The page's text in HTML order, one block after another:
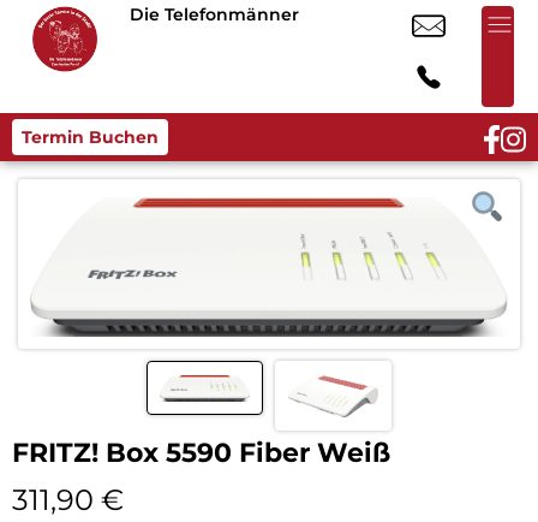
Die Telefonmänner
Termin Buchen
FRITZ! Box 5590 Fiber Weiß
311,90 €